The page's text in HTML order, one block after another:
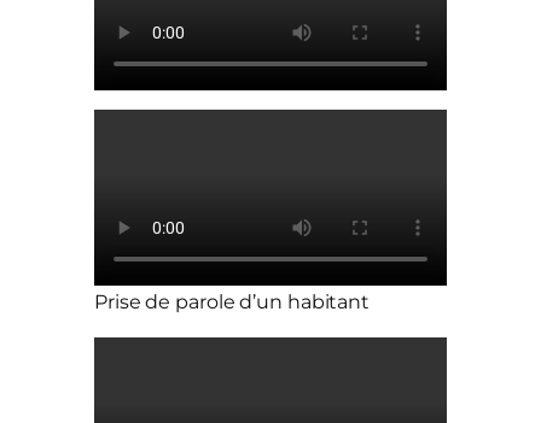
Prise de parole d’un habitant